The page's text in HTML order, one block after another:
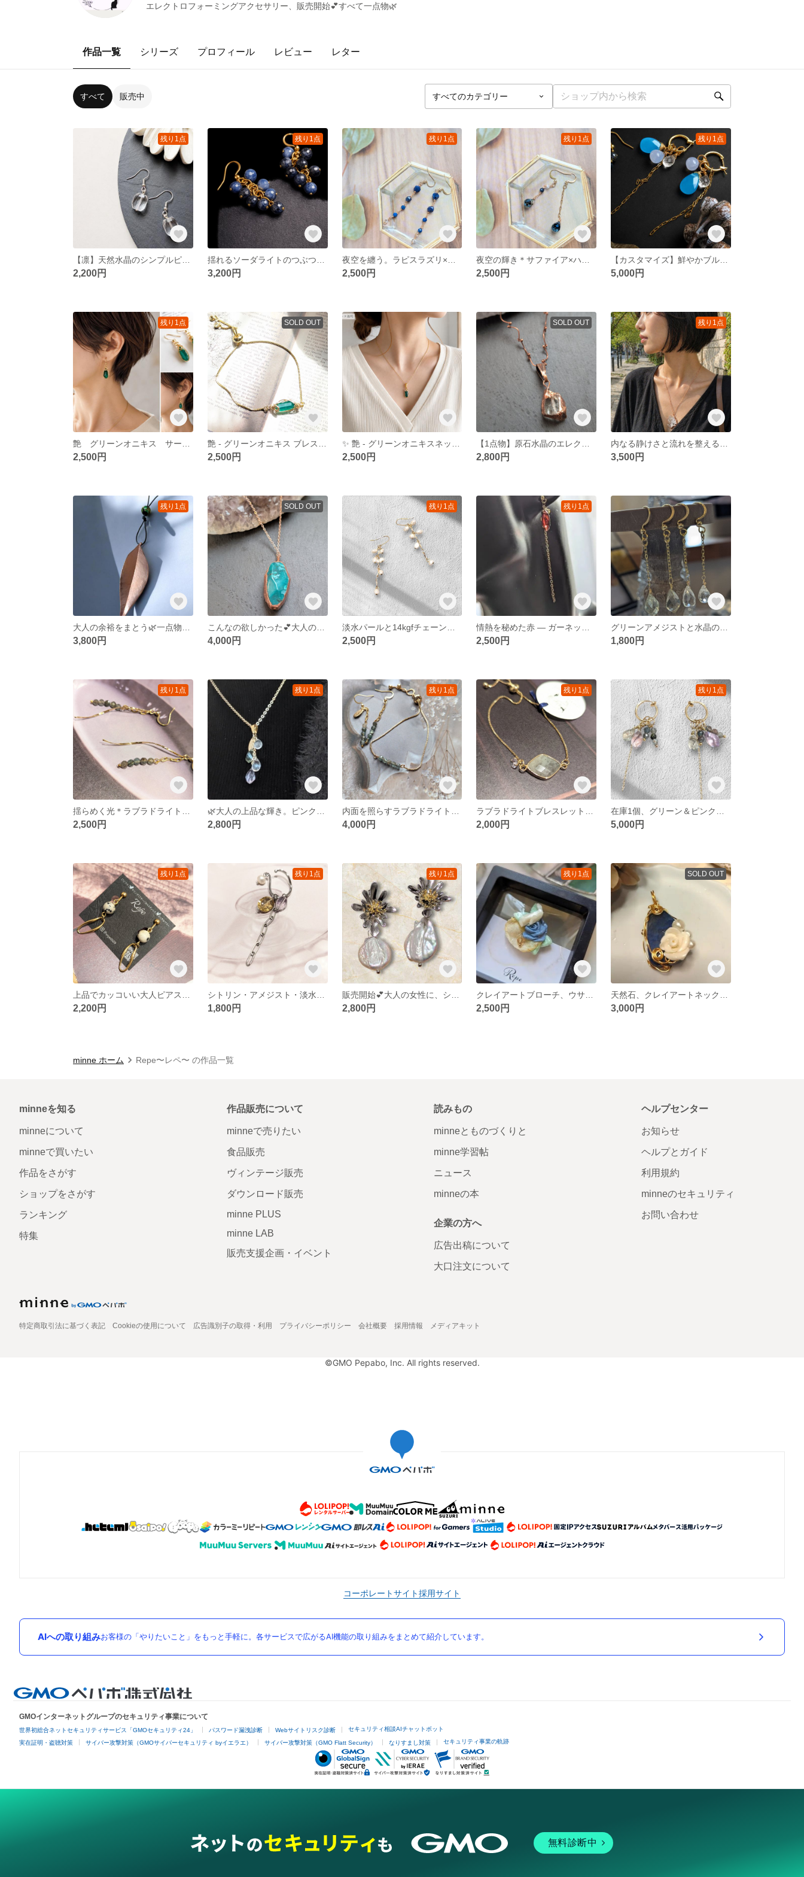
エレクトロフォーミングアクセサリー、販売開始💕すべて一点物🌿
作品一覧 シリーズ プロフィール レビュー レター
すべて 販売中
残り1点
2,200円
残り1点
3,200円
残り1点
2,500円
残り1点
2,500円
残り1点
5,000円
残り1点
2,500円
SOLD OUT
2,500円 2,500円
SOLD OUT
2,800円
残り1点
3,500円
残り1点
3,800円
SOLD OUT
こんなの欲しかった💕大人の余裕を纏う。銅をまとったターコイズ原石のロングネックレス（コッパー）エレクトロフォーミング
4,000円
残り1点
2,500円
残り1点
2,500円 1,800円
残り1点
2,500円
残り1点
2,800円
残り1点
4,000円
残り1点
2,000円
残り1点
5,000円
残り1点
2,200円
残り1点
1,800円
残り1点
2,800円
残り1点
2,500円
SOLD OUT
3,000円
minne ホーム Repe〜レペ〜 の作品一覧
minneを知る
minneについて
minneで買いたい
作品をさがす
ショップをさがす
ランキング
特集
作品販売について
minneで売りたい
食品販売
ヴィンテージ販売
ダウンロード販売
minne PLUS
minne LAB
販売支援企画・イベント
読みもの
minneとものづくりと
minne学習帖
ニュース
minneの本
企業の方へ
広告出稿について
大口注文について
ヘルプセンター
お知らせ
ヘルプとガイド
利用規約
minneのセキュリティ
お問い合わせ
特定商取引法に基づく表記 Cookieの使用について 広告識別子の取得・利用 プライバシーポリシー 会社概要 採用情報 メディアキット
©GMO Pepabo, Inc. All rights reserved.
コーポレートサイト採用サイト
AIへの取り組みお客様の「やりたいこと」をもっと手軽に。各サービスで広がるAI機能の取り組みをまとめて紹介しています。
GMOインターネットグループのセキュリティ事業について
世界初総合ネットセキュリティサービス「GMOセキュリティ24」 パスワード漏洩診断 Webサイトリスク診断 セキュリティ相談AIチャットボット
実在証明・盗聴対策 サイバー攻撃対策（GMOサイバーセキュリティ byイエラエ） サイバー攻撃対策（GMO Flatt Security） なりすまし対策 セキュリティ事業の軌跡
無料診断中